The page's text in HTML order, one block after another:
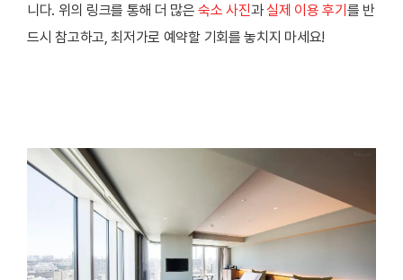
니다. 위의 링크를 통해 더 많은 숙소 사진과실제 이용 후기 를 반
드시 참고하고, 최저가로 예약할 기회를 놓치지 마세요!